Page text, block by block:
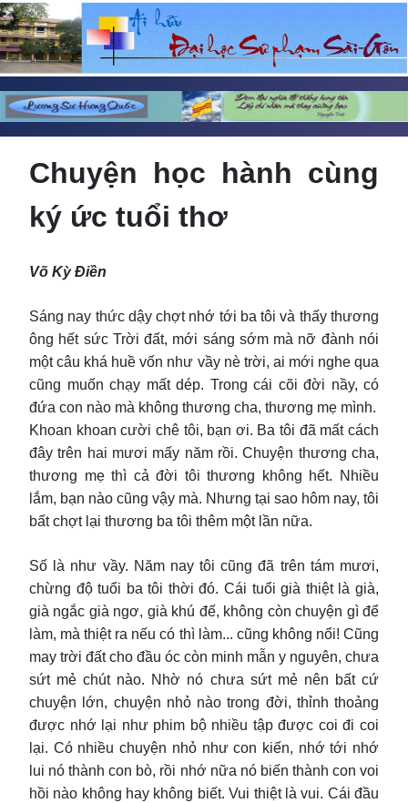
Chuyện học hành cùng
ký ức tuổi thơ
Võ Kỳ Điền
Sáng nay thức dậy chợt nhớ tới ba tôi và thấy thương
ông hết sức Trời đất, mới sáng sớm mà nỡ đành nói
một câu khá huề vốn như vầy nè trời, ai mới nghe qua
cũng muốn chạy mất dép. Trong cái cõi đời nầy, có
đứa con nào mà không thương cha, thương mẹ mình.
Khoan khoan cười chê tôi, bạn ơi. Ba tôi đã mất cách
đây trên hai mươi mấy năm rồi. Chuyện thương cha,
thương mẹ thì cả đời tôi thương không hết. Nhiều
lắm, bạn nào cũng vậy mà. Nhưng tại sao hôm nay, tôi
bất chợt lại thương ba tôi thêm một lần nữa.
Số là như vầy. Năm nay tôi cũng đã trên tám mươi,
chừng độ tuổi ba tôi thời đó. Cái tuổi già thiệt là già,
già ngắc già ngơ, già khú đế, không còn chuyện gì để
làm, mà thiệt ra nếu có thì làm... cũng không nổi! Cũng
may trời đất cho đầu óc còn minh mẫn y nguyên, chưa
sứt mẻ chút nào. Nhờ nó chưa sứt mẻ nên bất cứ
chuyện lớn, chuyện nhỏ nào trong đời, thỉnh thoảng
được nhớ lại như phim bộ nhiều tập được coi đi coi
lại. Có nhiều chuyện nhỏ như con kiến, nhớ tới nhớ
lui nó thành con bò, rồi nhớ nữa nó biến thành con voi
hồi nào không hay không biết. Vui thiệt là vui. Cái đầu